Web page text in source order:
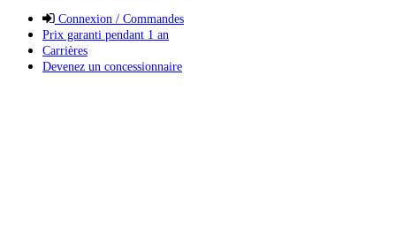
Connexion / Commandes
Prix garanti pendant 1 an
Carrières
Devenez un concessionnaire